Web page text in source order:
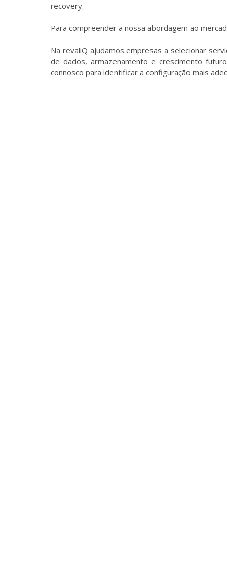
recovery.
Para compreender a nossa abordagem ao
Na revaliQ ajudamos empresas a selecionar
de dados, armazenamento e crescimento
connosco para identificar a configuração mais